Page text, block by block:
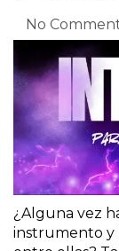
No
¿Alguna vez
instrumento y